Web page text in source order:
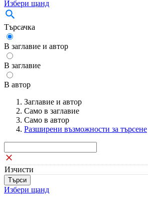
Избери щанд
Търсачка
В заглавие и автор
В заглавие
В автор
Заглавие и автор
Само в заглавие
Само в автор
Разширени възможности за търсене
Изчисти
Избери щанд